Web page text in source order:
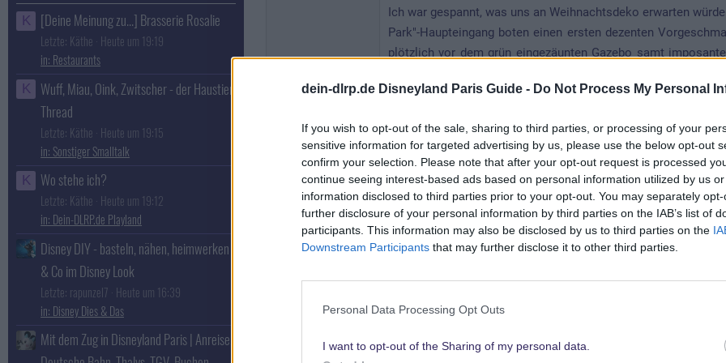
dein-dlrp.de Disneyland Paris Guide - Do Not Process My Personal
If you wish to opt-out of the sale, sharing to third parties, or processing of your
sensitive information for targeted advertising by us, please use the below opt-out
confirm your selection. Please note that after your opt-out request is processed
continue seeing interest-based ads based on personal information utilized by us
information disclosed to third parties prior to your opt-out. You may separately
further disclosure of your personal information by third parties on the IAB’s list of
participants. This information may also be disclosed by us to third parties on the
Downstream Participants that may further disclose it to other third parties.
Personal Data Processing Opt Outs
I want to opt-out of the Sharing of my personal data.
Ich war gespannt, was uns an Weihnachtsdeko erwarten
Park"-Haupteingang boten einen ersten dezenten
plötzlich vor dem grün eingezäunten Gazebo samt
Ein Cast Member versperrte uns mit ausgestreckten
verbeirollte - es war das Polizeiauto. Wir ergriffen die
dem Weg dorthin roch es auf der Main Street besonders
bekam. Im Discoveryland spendierte ich ihm einen Eimer
hängen konnte. Wir zogen uns ein Fastpass-Ticket für
Vorstellung der "Jedi Training Academy" die Geheimnisse
mein Patenkind auf die Idee, den Oktopus mit einem Stück
und überhaupt war es jetzt Zeit für die "Jedi Training
bewunderten die Künste der jungen Padawane. Der Blick
uns auf der Bühne stand, war unbezahlbar!!
Bei "Star Traders" hatte ich den Auftrag, für einen
Lightyear". Unsere Fastpass-Tickets versprachen eine kurze
Lightyear-Figur. Innen war es ziemlich heiß und
geriet. Und so war es auch - nichts ging mehr. Nach
K [Deine Meinung zu...] Brasserie Rosalie
Letzte: Käthe Heute um 19:19
Restaurants
K
Wuff, Miau, Oink, Zwitscher - der Haustier
Thread
Letzte: Käthe Heute um 19:15
Sonstiger Smalltalk
K Wo stehe ich?
Letzte: Käthe Heute um 19:12
Dein-DLRP.de Playland
Disney DIY - basteln, nähen, heimwerken
& Co im Disney Look
Letzte: rapunzel7 Heute um 16:39
Disney Dies & Das
Mit dem Zug in Disneyland Paris | Anreise,